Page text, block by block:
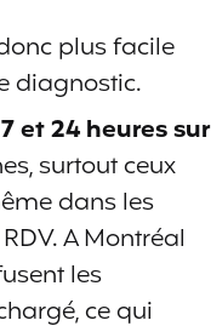
plus facile
diagnostic.
et 24 heures sur
surtout ceux
dans les
A Montréal
les
ce qui